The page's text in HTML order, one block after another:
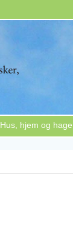
Hus, hjem og hage